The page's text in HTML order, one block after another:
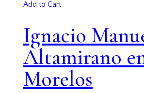
Add to Cart
Ignacio
Altamirano
Morelos